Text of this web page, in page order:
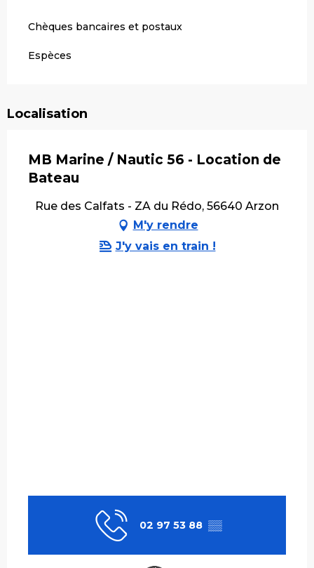
Chèques bancaires et postaux
Espèces
Localisation
MB Marine / Nautic 56 - Location de
Bateau
Rue des Calfats - ZA du Rédo, 56640 Arzon
M'y rendre
J'y vais en train !
02 97 53 88 ▒▒